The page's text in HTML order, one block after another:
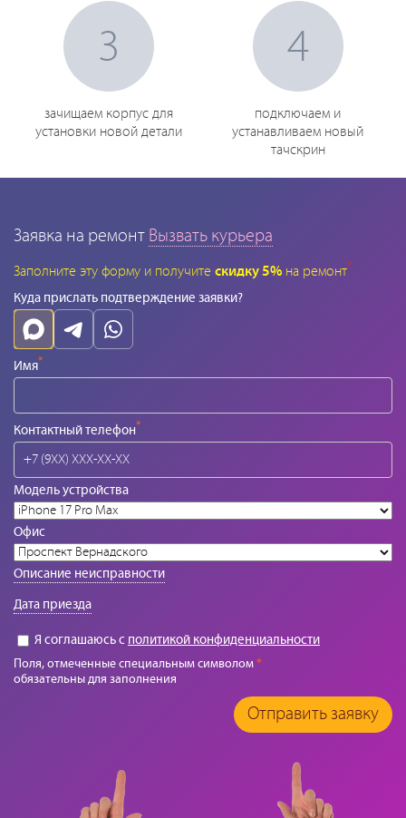
3
зачищаем корпус для
установки новой детали
4
подключаем и
устанавливаем новый
тачскрин
Заявка на ремонт Вызвать курьера
Заполните эту форму и получите скидку 5% на ремонт*
Куда прислать подтверждение заявки?
Имя*
Контактный телефон*
Модель устройства
Офис
Описание неисправности
Дата приезда
Я соглашаюсь с политикой конфиденциальности
Поля, отмеченные специальным символом*
обязательны для заполнения
Отправить заявку